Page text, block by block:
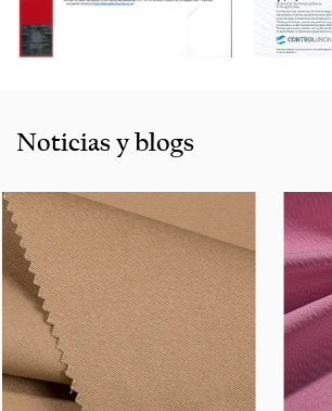
y provincias en China, y también
países y regiones como Estados Unidos,
Gap, Tom Tailor, Walmart, Lidl, Aldi. Ya
asistencia de ingeniería para su
puede hablar con nuestro centro de
sobre sus requisitos de abastecimiento.
Noticias y blogs